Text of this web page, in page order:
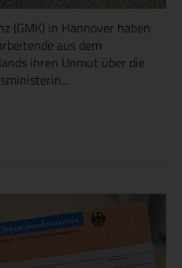
(GMK) in Hannover haben
aus dem
ihren Unmut über die